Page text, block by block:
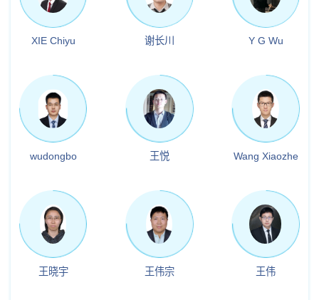
XIE Chiyu 谢长川 Y G Wu
wudongbo 王悦 Wang Xiaozhe
王晓宇 王伟宗 王伟